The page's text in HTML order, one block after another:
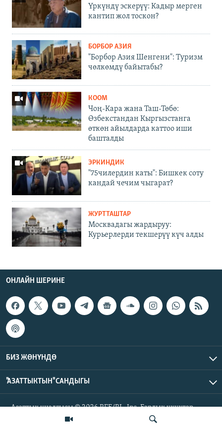
Үркүндү эскерүү: Кадыр мерген
кантип жол тоскон?
БОРБОР АЗИЯ
"Борбор Азия Шенгени": Туризм
чөлкөмдү байытабы?
КООМ
Чоң-Кара жана Таш-Төбө:
Өзбекстандан Кыргызстанга
өткөн айылдарда каттоо иши
башталды
ЭРКИНДИК
"75чилердин каты": Бишкек соту
кандай чечим чыгарат?
ЖУРТТАШТАР
Москвадагы жардыруу:
Курьерлерди текшерүү күч алды
ОНЛАЙН ШЕРИНЕ
БИЗ ЖӨНҮНДӨ
"АЗАТТЫКТЫН" САНДЫГЫ
Азаттык үналгысы © 2026 RFE/RL, Inc. Бардык укуктар